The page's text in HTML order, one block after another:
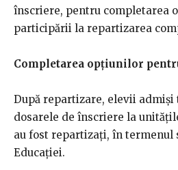
înscriere, pentru completarea
participării la repartizarea
Completarea opțiunilor
După repartizare, elevii admiși
dosarele de înscriere la
au fost repartizați, în
Educației.